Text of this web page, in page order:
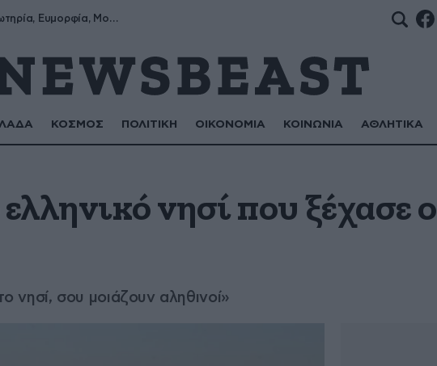
Σωτήρης, Σωτηρία, Ευμορφία, Μορφούλα
ΚΟΣΜΟΣ ΠΟΛΙΤΙΚΗ ΟΙΚΟΝΟΜΙΑ ΚΟΙΝΩΝΙΑ ΑΘΛΗΤΙΚΑ
νησί που ξέχασε ο
νησί, σου μοιάζουν αληθινοί»